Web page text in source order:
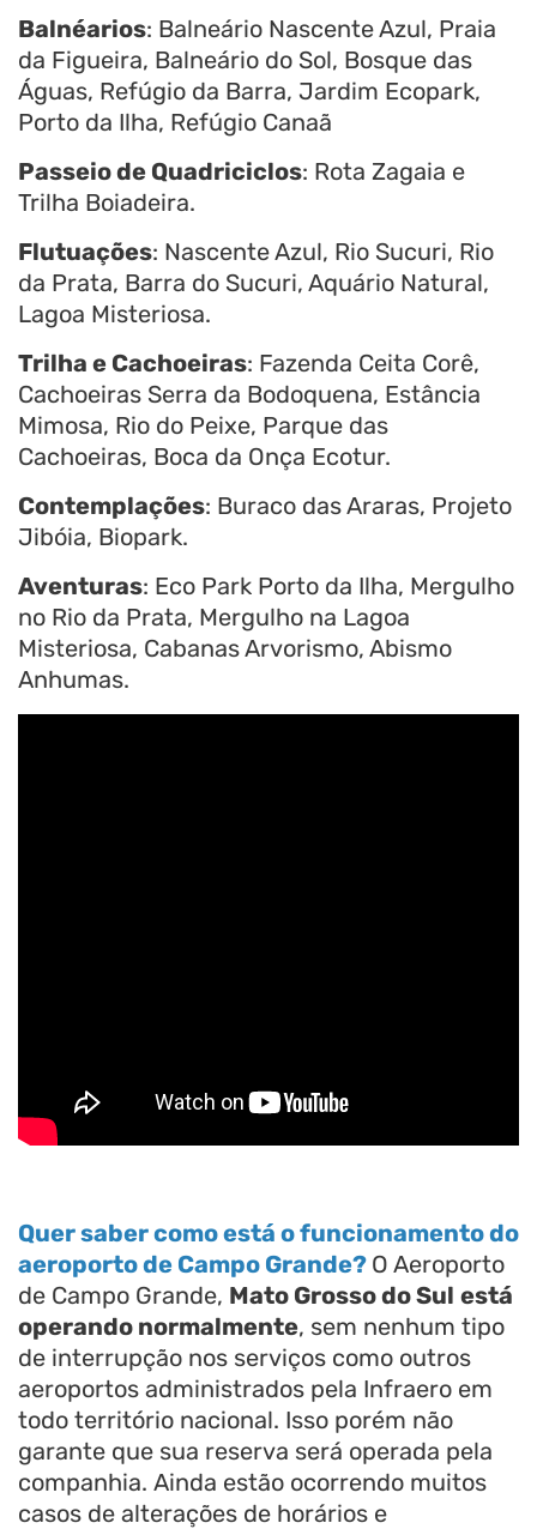
Balnéarios: Balneário Nascente Azul, Praia
da Figueira, Balneário do Sol, Bosque das
Águas, Refúgio da Barra, Jardim Ecopark,
Porto da Ilha, Refúgio Canaã
Passeio de Quadriciclos: Rota Zagaia e
Trilha Boiadeira.
Flutuações: Nascente Azul, Rio Sucuri, Rio
da Prata, Barra do Sucuri, Aquário Natural,
Lagoa Misteriosa.
Trilha e Cachoeiras: Fazenda Ceita Corê,
Cachoeiras Serra da Bodoquena, Estância
Mimosa, Rio do Peixe, Parque das
Cachoeiras, Boca da Onça Ecotur.
Contemplações: Buraco das Araras, Projeto
Jibóia, Biopark.
Aventuras: Eco Park Porto da Ilha, Mergulho
no Rio da Prata, Mergulho na Lagoa
Misteriosa, Cabanas Arvorismo, Abismo
Anhumas.
Quer saber como está o funcionamento do
aeroporto de Campo Grande? O Aeroporto
de Campo Grande, Mato Grosso do Sul está
operando normalmente, sem nenhum tipo
de interrupção nos serviços como outros
aeroportos administrados pela Infraero em
todo território nacional. Isso porém não
garante que sua reserva será operada pela
companhia. Ainda estão ocorrendo muitos
casos de alterações de horários e